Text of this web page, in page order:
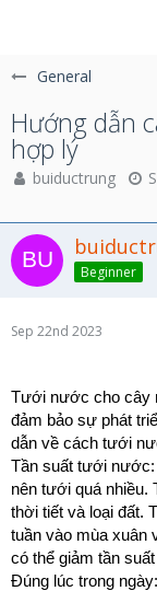
General
Hướng dẫn
hợp lý
buiductrung
Beginner
Sep 22nd 2023
Tưới nước cho cây
đảm bảo sự phát
dẫn về cách tưới
Tần suất tưới nước:
nên tưới quá nhiều.
thời tiết và loại đất.
tuần vào mùa xuân
có thể giảm tần
Đúng lúc trong